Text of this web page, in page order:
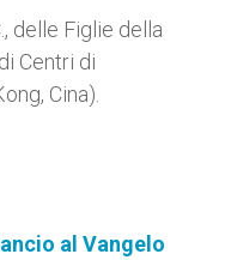
delle Figlie della
Centri di
Cina).
al Vangelo